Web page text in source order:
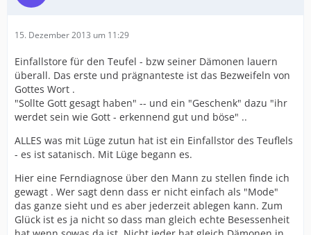
15. Dezember 2013 um 11:29
Einfallstore für den Teufel - bzw seiner Dämonen lauern
überall. Das erste und prägnanteste ist das Bezweifeln von
Gottes Wort .
"Sollte Gott gesagt haben" -- und ein "Geschenk" dazu "ihr
werdet sein wie Gott - erkennend gut und böse" ..
ALLES was mit Lüge zutun hat ist ein Einfallstor des Teuflels
- es ist satanisch. Mit Lüge begann es.
Hier eine Ferndiagnose über den Mann zu stellen finde ich
gewagt . Wer sagt denn dass er nicht einfach als "Mode"
das ganze sieht und es aber jederzeit ablegen kann. Zum
Glück ist es ja nicht so dass man gleich echte Besessenheit